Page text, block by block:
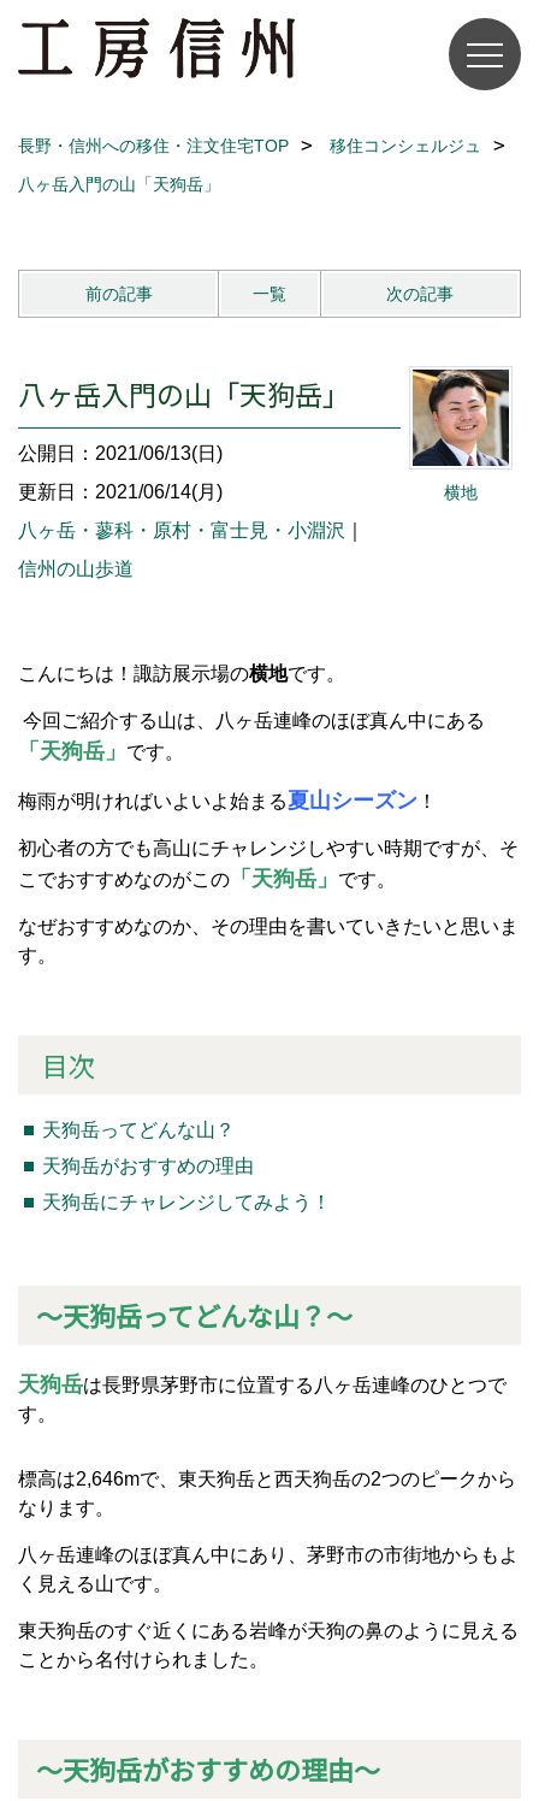
長野・信州への移住・注文住宅TOP
移住コンシェルジュ
八ヶ岳入門の山「天狗岳」
前の記事 一覧 次の記事
横地
八ヶ岳入門の山「天狗岳」
公開日：2021/06/13(日)
更新日：2021/06/14(月)
八ヶ岳・蓼科・原村・富士見・小淵沢
信州の山歩道
こんにちは！諏訪展示場の横地です。
今回ご紹介する山は、八ヶ岳連峰のほぼ真ん中にある
「天狗岳」 です。
梅雨が明ければいよいよ始まる夏山シーズン ！
初心者の方でも高山にチャレンジしやすい時期ですが、そ
こでおすすめなのがこの 「天狗岳」 です。
なぜおすすめなのか、その理由を書いていきたいと思いま
す。
目次
天狗岳ってどんな山？
天狗岳がおすすめの理由
天狗岳にチャレンジしてみよう！
～天狗岳ってどんな山？～
天狗岳は長野県茅野市に位置する八ヶ岳連峰のひとつで
す。
標高は2,646mで、東天狗岳と西天狗岳の2つのピークから
なります。
八ヶ岳連峰のほぼ真ん中にあり、茅野市の市街地からもよ
く見える山です。
東天狗岳のすぐ近くにある岩峰が天狗の鼻のように見える
ことから名付けられました。
～天狗岳がおすすめの理由～